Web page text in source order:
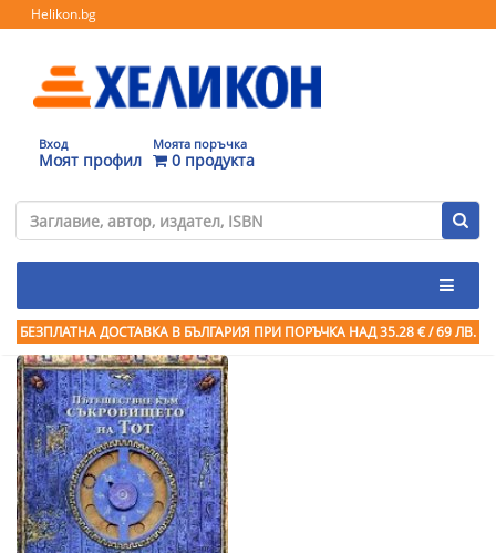
Helikon.bg
Вход
Моят профил
Моята поръчка
0 продукта
БЕЗПЛАТНА ДОСТАВКА В БЪЛГАРИЯ ПРИ ПОРЪЧКА НАД 35.28 € / 69 ЛВ.